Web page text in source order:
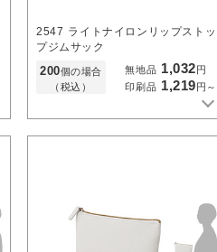
2547 ライトナイロンリップストッ
プジムサック
200個の場合
（税込）
無地品 1,032 円
印刷品 1,219 円～